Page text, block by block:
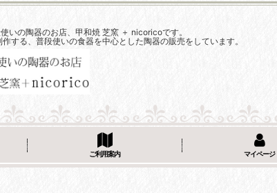
の陶器のお店、甲和焼 芝窯 ＋ nicoricoです。
する、普段使いの食器を中心とした陶器の販売をしています。
ご利用案内 マイページ